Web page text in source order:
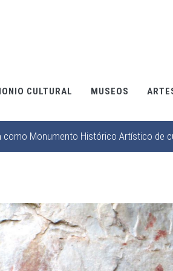
CULTURAL MUSEOS
como Monumento Histórico Artístico de